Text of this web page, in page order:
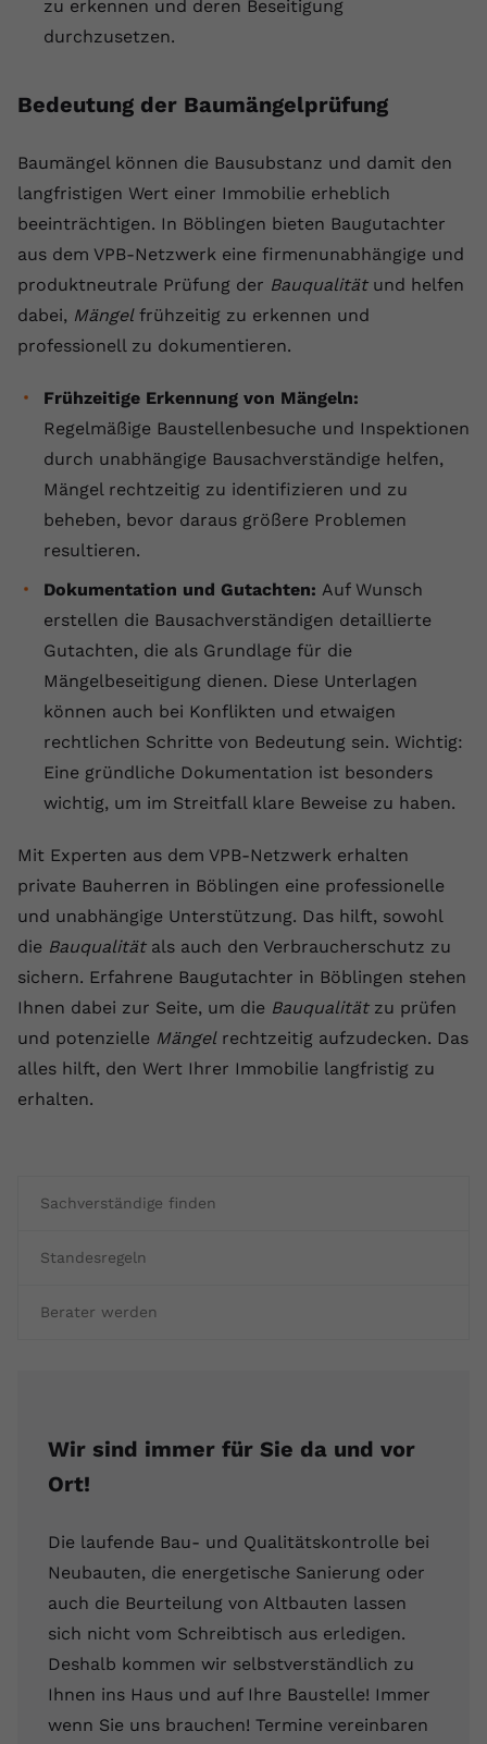
Sachverständige finden
Standesregeln
Berater werden
Wir sind immer für Sie da und vor
Ort!
Die laufende Bau- und Qualitätskontrolle bei
Neubauten, die energetische Sanierung oder
auch die Beurteilung von Altbauten lassen
sich nicht vom Schreibtisch aus erledigen.
Deshalb kommen wir selbstverständlich zu
Ihnen ins Haus und auf Ihre Baustelle! Immer
wenn Sie uns brauchen! Termine vereinbaren
zu erkennen und deren Beseitigung
durchzusetzen.
Bedeutung der Baumängelprüfung
Baumängel können die Bausubstanz und damit den
langfristigen Wert einer Immobilie erheblich
beeinträchtigen. In Böblingen bieten Baugutachter
aus dem VPB-Netzwerk eine firmenunabhängige und
produktneutrale Prüfung der Bauqualitätund helfen
dabei, Mängelfrühzeitig zu erkennen und
professionell zu dokumentieren.
Frühzeitige Erkennung von Mängeln:
Regelmäßige Baustellenbesuche und Inspektionen
durch unabhängige Bausachverständige helfen,
Mängel rechtzeitig zu identifizieren und zu
beheben, bevor daraus größere Problemen
resultieren.
Dokumentation und Gutachten: Auf Wunsch
erstellen die Bausachverständigen detaillierte
Gutachten, die als Grundlage für die
Mängelbeseitigung dienen. Diese Unterlagen
können auch bei Konflikten und etwaigen
rechtlichen Schritte von Bedeutung sein. Wichtig:
Eine gründliche Dokumentation ist besonders
wichtig, um im Streitfall klare Beweise zu haben.
Mit Experten aus dem VPB-Netzwerk erhalten
private Bauherren in Böblingen eine professionelle
und unabhängige Unterstützung. Das hilft, sowohl
die Bauqualitätals auch den Verbraucherschutz zu
sichern. Erfahrene Baugutachter in Böblingen stehen
Ihnen dabei zur Seite, um die Bauqualitätzu prüfen
und potenzielle Mängelrechtzeitig aufzudecken. Das
alles hilft, den Wert Ihrer Immobilie langfristig zu
erhalten.